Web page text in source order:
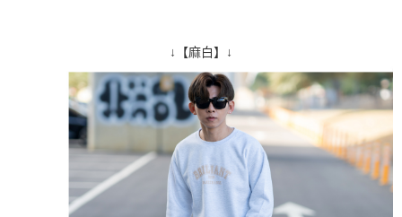
↓【麻白】↓